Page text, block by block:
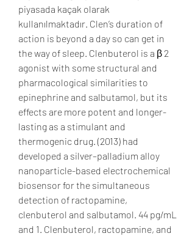
piyasada kaçak olarak
kullanılmaktadır. Clen’s duration of
action is beyond a day so can get in
the way of sleep. Clenbuterol is a β 2
agonist with some structural and
pharmacological similarities to
epinephrine and salbutamol, but its
effects are more potent and longer-
lasting as a stimulant and
thermogenic drug. (2013) had
developed a silver–palladium alloy
nanoparticle-based electrochemical
biosensor for the simultaneous
detection of ractopamine,
clenbuterol and salbutamol. 44 pg/mL
and 1. Clenbuterol, ractopamine, and